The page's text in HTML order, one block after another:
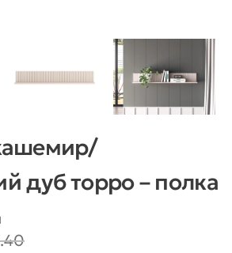
дуб торро – полка